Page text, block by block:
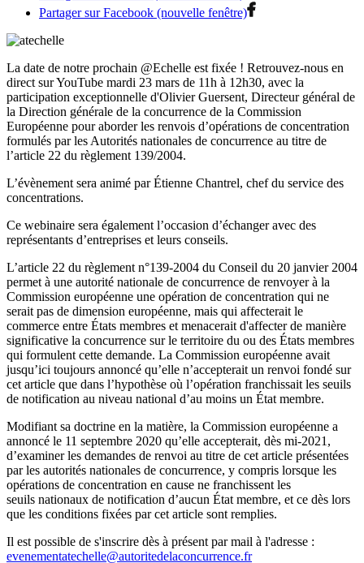
Partager sur Facebook (nouvelle fenêtre)
La date de notre prochain @Echelle est fixée ! Retrouvez-nous en
direct sur YouTube mardi 23 mars de 11h à 12h30, avec la
participation exceptionnelle d'Olivier Guersent, Directeur général de
la Direction générale de la concurrence de la Commission
Européenne pour aborder les renvois d’opérations de concentration
formulés par les Autorités nationales de concurrence au titre de
l’article 22 du règlement 139/2004.
L’évènement sera animé par Étienne Chantrel, chef du service des
concentrations.
Ce webinaire sera également l’occasion d’échanger avec des
représentants d’entreprises et leurs conseils.
L’article 22 du règlement n°139-2004 du Conseil du 20 janvier 2004
permet à une autorité nationale de concurrence de renvoyer à la
Commission européenne une opération de concentration qui ne
serait pas de dimension européenne, mais qui affecterait le
commerce entre États membres et menacerait d'affecter de manière
significative la concurrence sur le territoire du ou des États membres
qui formulent cette demande. La Commission européenne avait
jusqu’ici toujours annoncé qu’elle n’accepterait un renvoi fondé sur
cet article que dans l’hypothèse où l’opération franchissait les seuils
de notification au niveau national d’au moins un État membre.
Modifiant sa doctrine en la matière, la Commission européenne a
annoncé le 11 septembre 2020 qu’elle accepterait, dès mi-2021,
d’examiner les demandes de renvoi au titre de cet article présentées
par les autorités nationales de concurrence, y compris lorsque les
opérations de concentration en cause ne franchissent les
seuils nationaux de notification d’aucun État membre, et ce dès lors
que les conditions fixées par cet article sont remplies.
Il est possible de s'inscrire dès à présent par mail à l'adresse :
evenementatechelle@autoritedelaconcurrence.fr